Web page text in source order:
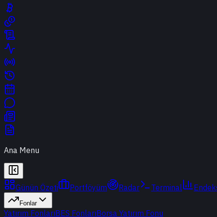
Ana Menu
Günün Özeti Portföyüm Radar Terminal
Fonlar
Yatırım FonlarıBES FonlarıBorsa Yatırım Fonu